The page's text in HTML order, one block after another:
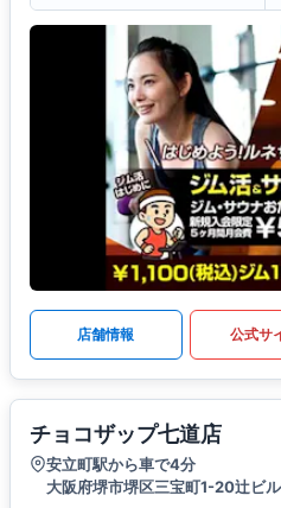
店舗情報 公式サ
チョコザップ七道店
安立町駅から車で4分
大阪府堺市堺区三宝町1-20辻ビ